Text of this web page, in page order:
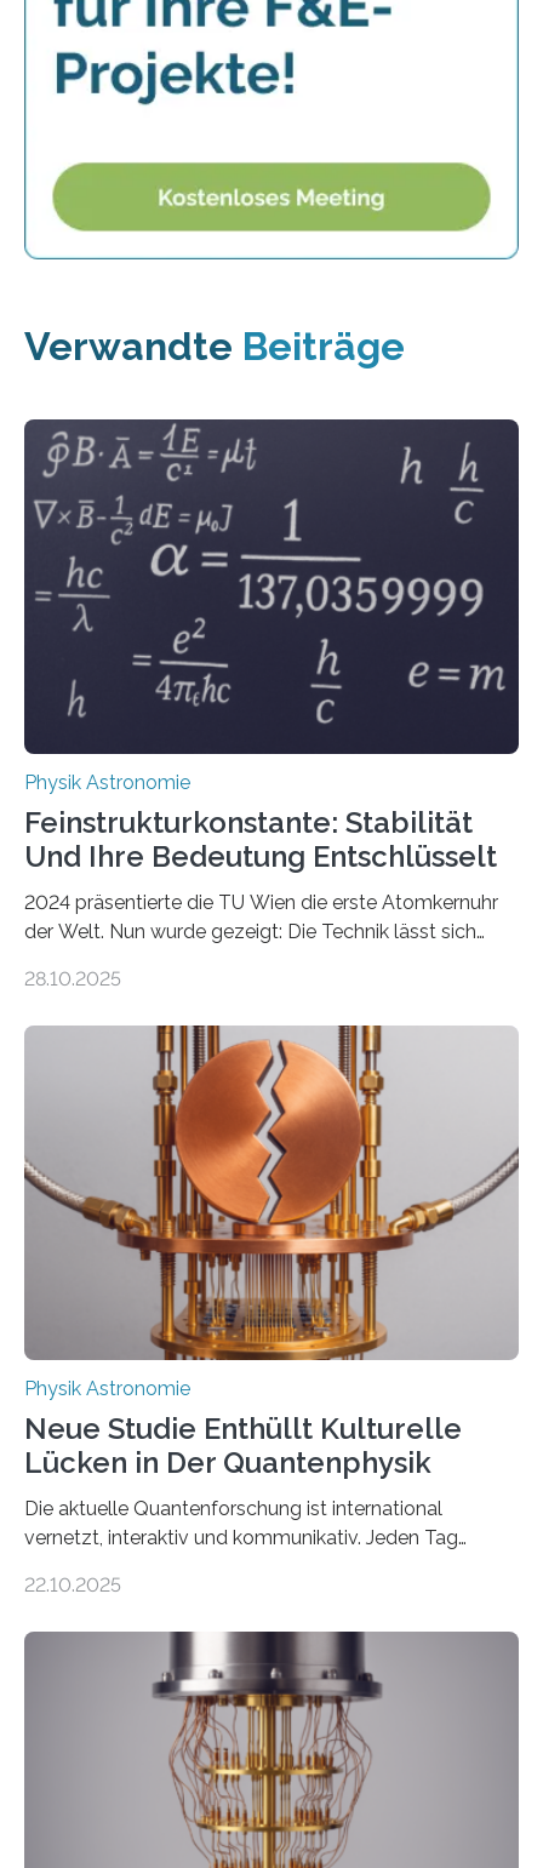
Verwandte Beiträge
Physik Astronomie
Feinstrukturkonstante: Stabilität
Und Ihre Bedeutung Entschlüsselt
2024 präsentierte die TU Wien die erste Atomkernuhr
der Welt. Nun wurde gezeigt: Die Technik lässt sich
fundamentalen Physik nachzugehen. Thorium-
Messungen verwenden. Das hatte man jahrzehntelang
vermutet, weltweit war nach den passenden
Atomkern-Zuständen gesucht worden, 2024 gelang
einem Team der TU Wien mit Unterstützung
internationaler Partner der entscheidende Durchbruch:
Der lange diskutierte Thorium-Kernübergang wurde
gefunden. Kurz darauf konnte man zeigen, dass sich
Thorium tatsächlich nutzen lässt, um hochpräzise…
28.10.2025
Physik Astronomie
Neue Studie Enthüllt Kulturelle
Lücken in Der Quantenphysik
Die aktuelle Quantenforschung ist international
vernetzt, interaktiv und kommunikativ. Jeden Tag
oft von Autor*innen, die eng zusammenarbeiten. Neue
werden schnell weiterentwickelt. Dies ist der Alltag in
der Forschung der Quantentheorie, die dieses Jahr 100
Jahre alt geworden ist, weshalb die UNESCO 2025 zum
Internationalen Jahr der Quantenwissenschaft und -
technologie ausgerufen hat. Doch nun hat eine
internationale Forschungsgruppe um den
22.10.2025